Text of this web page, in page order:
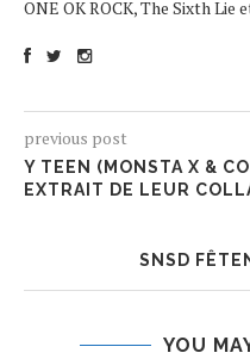
ONE OK ROCK, The Sixth Lie
previous post
Y TEEN (MONSTA X &
EXTRAIT DE LEUR
SNSD
YOU